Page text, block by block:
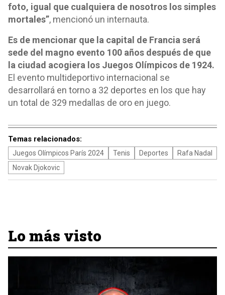
foto, igual que cualquiera de nosotros los simples
mortales”, mencionó un internauta.
Es de mencionar que la capital de Francia será
sede del magno evento 100 años después de que
la ciudad acogiera los Juegos Olímpicos de 1924.
El evento multideportivo internacional se
desarrollará en torno a 32 deportes en los que hay
un total de 329 medallas de oro en juego.
Temas relacionados:
Juegos Olímpicos París 2024 Tenis Deportes
Rafa Nadal
Novak Djokovic
Lo más visto